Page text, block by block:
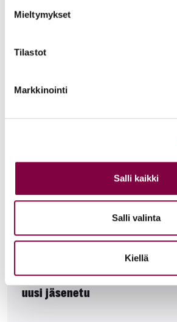
Mieltymykset
Tilastot
Markkinointi
Salli kaikki
Salli valinta
Kiellä
Oikkareiden työnhaku 4/4:
Tekoäly juristin työn tukena –
uusi jäsenetu